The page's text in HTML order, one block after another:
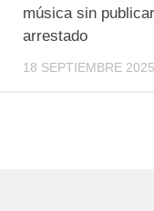
música sin
arrestado
18 SEPTIEMBRE 2025